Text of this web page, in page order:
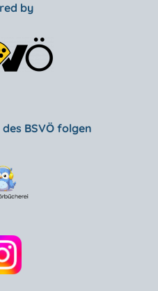
by
BSVÖ folgen